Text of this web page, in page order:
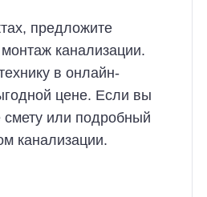
предложите
канализации.
в онлайн-
цене. Если вы
смету или подробный
канализации.